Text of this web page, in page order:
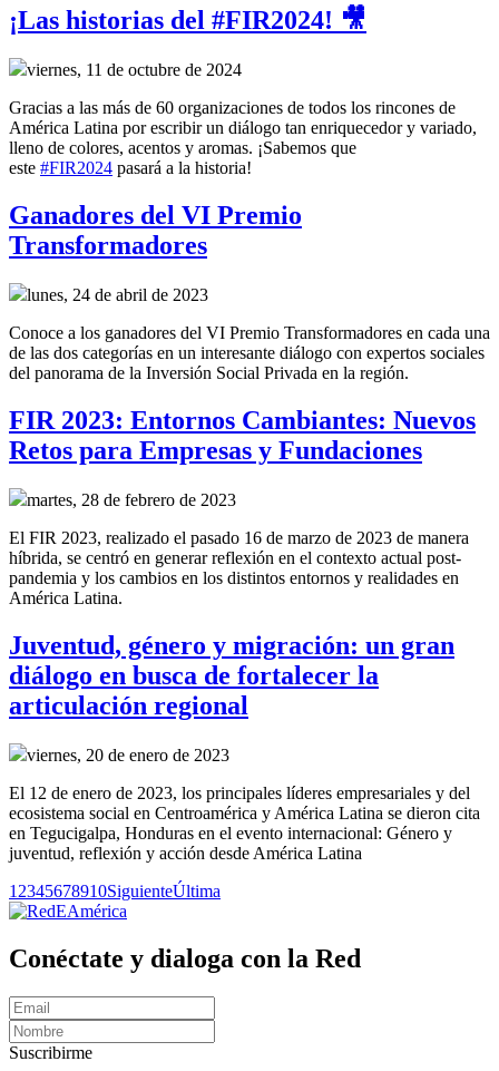
¡Las historias del #FIR2024! 🎥
viernes, 11 de octubre de 2024
Gracias a las más de 60 organizaciones de todos los rincones de
América Latina por escribir un diálogo tan enriquecedor y variado,
lleno de colores, acentos y aromas. ¡Sabemos que
este #FIR2024 pasará a la historia!
Ganadores del VI Premio
Transformadores
lunes, 24 de abril de 2023
Conoce a los ganadores del VI Premio Transformadores en cada una
de las dos categorías en un interesante diálogo con expertos sociales
del panorama de la Inversión Social Privada en la región.
FIR 2023: Entornos Cambiantes: Nuevos
Retos para Empresas y Fundaciones
martes, 28 de febrero de 2023
El FIR 2023, realizado el pasado 16 de marzo de 2023 de manera
híbrida, se centró en generar reflexión en el contexto actual post-
pandemia y los cambios en los distintos entornos y realidades en
América Latina.
Juventud, género y migración: un gran
diálogo en busca de fortalecer la
articulación regional
viernes, 20 de enero de 2023
El 12 de enero de 2023, los principales líderes empresariales y del
ecosistema social en Centroamérica y América Latina se dieron cita
en Tegucigalpa, Honduras en el evento internacional: Género y
juventud, reflexión y acción desde América Latina
1 2345678910SiguienteÚltima
Conéctate y dialoga con la Red
Suscribirme